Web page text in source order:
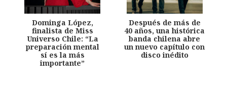
Dominga López,
finalista de Miss
Universo Chile: “La
preparación mental
sí es la más
importante”
Después de más de
40 años, una histórica
banda chilena abre
un nuevo capítulo con
disco inédito